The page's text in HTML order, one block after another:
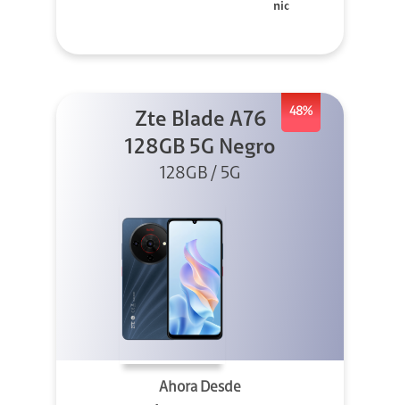
nic
48%
Zte Blade A76
128GB 5G Negro
128GB / 5G
Ahora Desde